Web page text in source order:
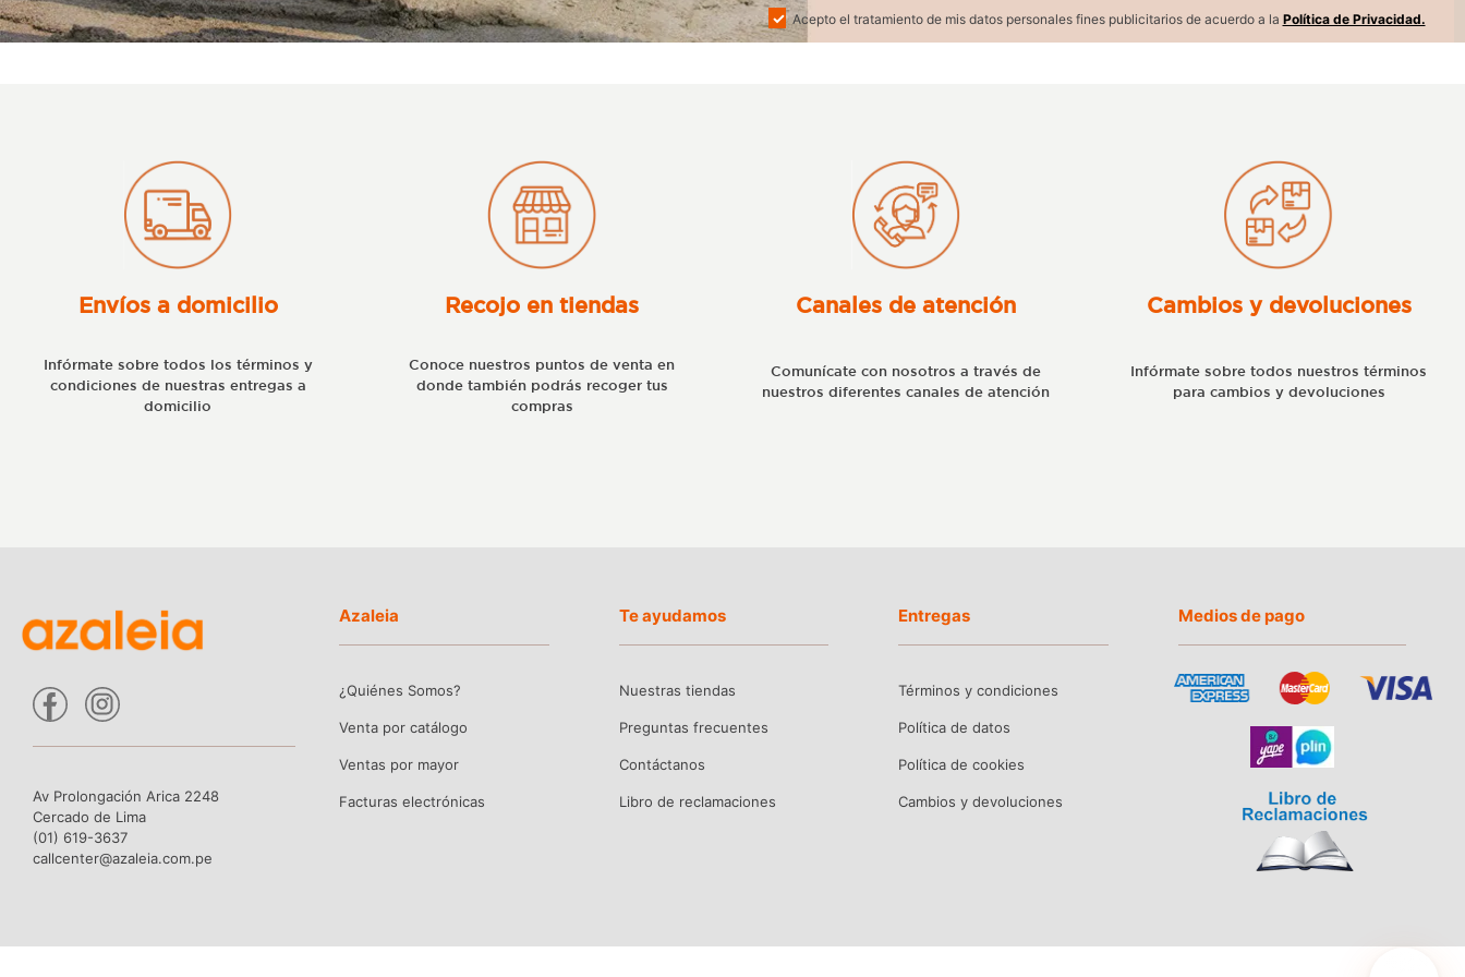
Acepto el tratamiento de mis datos personales fines publicitarios de acuerdo a la Política de Privacidad.
Envíos a domicilio
Infórmate sobre todos los términos y
condiciones de nuestras entregas a
domicilio
Recojo en tiendas
Conoce nuestros puntos de venta en
donde también podrás recoger tus
compras
Canales de atención
Comunícate con nosotros a través de
nuestros diferentes canales de atención
Cambios y devoluciones
Infórmate sobre todos nuestros términos
para cambios y devoluciones
Av Prolongación Arica 2248
Cercado de Lima
(01) 619-3637
callcenter@azaleia.com.pe
Azaleia
¿Quiénes Somos?
Venta por catálogo
Ventas por mayor
Facturas electrónicas
Te ayudamos
Nuestras tiendas
Preguntas frecuentes
Contáctanos
Libro de reclamaciones
Entregas
Términos y condiciones
Política de datos
Política de cookies
Cambios y devoluciones
Medios de pago